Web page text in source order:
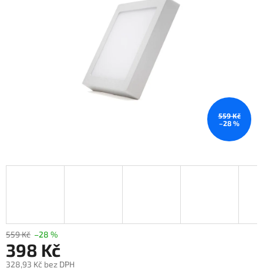
559 Kč
–28 %
559 Kč –28 %
398 Kč
328,93 Kč bez DPH